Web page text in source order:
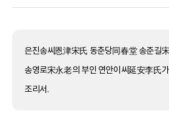
은진송씨恩津宋氏 동춘당同春堂 송준길
송영로宋永老의 부인 연안이씨延安李氏
조리서.